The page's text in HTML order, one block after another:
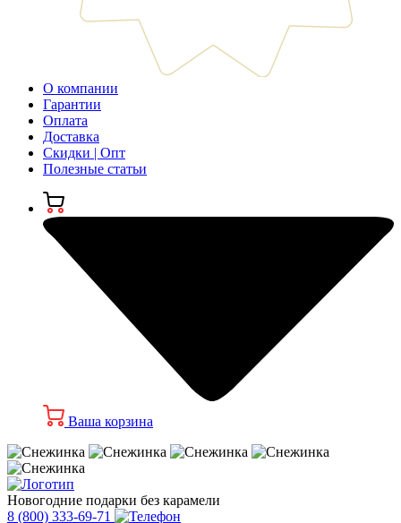
О компании
Гарантии
Оплата
Доставка
Скидки | Опт
Полезные статьи
Ваша корзина
Новогодние подарки без карамели
8 (800) 333-69-71